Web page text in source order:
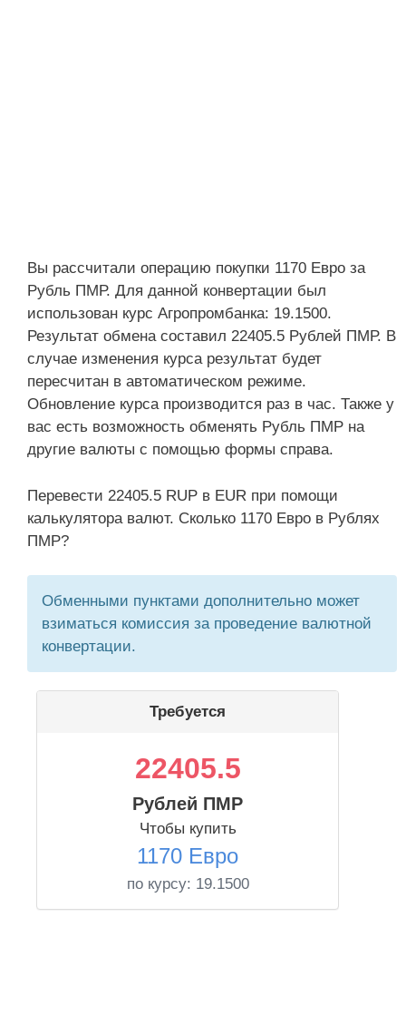
Вы рассчитали операцию покупки 1170 Евро за
Рубль ПМР. Для данной конвертации был
использован курс Агропромбанка: 19.1500.
Результат обмена составил 22405.5 Рублей ПМР. В
случае изменения курса результат будет
пересчитан в автоматическом режиме.
Обновление курса производится раз в час. Также у
вас есть возможность обменять Рубль ПМР на
другие валюты с помощью формы справа.
Перевести 22405.5 RUP в EUR при помощи
калькулятора валют. Сколько 1170 Евро в Рублях
ПМР?
Обменными пунктами дополнительно может
взиматься комиссия за проведение валютной
конвертации.
Требуется
22405.5
Рублей ПМР
Чтобы купить
1170 Евро
по курсу: 19.1500